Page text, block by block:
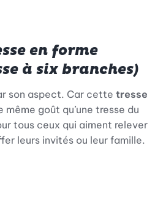
en forme
à six branches)
son aspect. Car cette tresse
même goût qu’une tresse du
tous ceux qui aiment relever
leurs invités ou leur famille.